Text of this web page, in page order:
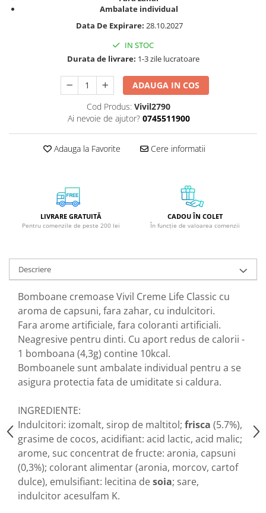
GreenPoint Trade (3 produse)
H3D - O'TOM(2 produse)
Health Advisors (9 produse)
Hegron Cosmetics BV (5 produse)
Irisana (5 produse)
Laboratoarele Remedia (98
Laboratoire Francodex (15
Laropharm (25 produse)
Lavera (4 produse)
Mebra Brasov (54 produse)
Nateen (28 produse)
Nature Tech (11 produse)
Ommia Skincare & Mothercare (9
Produse)
Organic Terra (2 produse)
Papoutsanis SA (37 produse)
Pawxie (12 produse)
Pikdare - Pic Solutions (22
produse)
ProdNat (6 produse)
ProPhyto - ProVet SA (6 produse)
Record (5 produse)
Rohto Pharmaceuticals Co (4
produse)
Protectie Anti-Insecte
Sapun Natural Handmade
Servetele Umede/Hartie Igienica
Spumant de Baie
Uleiuri Esentiale
Ambalate individual
Data De Expirare: 28.10.2027
IN STOC
Durata de livrare: 1-3 zile lucratoare
ADAUGA IN COS
Cod Produs: Vivil2790
Ai nevoie de ajutor? 0745511900
Adauga la Favorite Cere informatii
LIVRARE GRATUITĂ
Pentru comenzile de peste 200 lei
CADOU ÎN COLET
În funcție de valoarea comenzii
Descriere
Bomboane cremoase Vivil Creme Life Classic cu
aroma de capsuni, fara zahar, cu indulcitori.
Fara arome artificiale, fara coloranti artificiali.
Neagresive pentru dinti. Cu aport redus de calorii -
1 bomboana (4,3g) contine 10kcal.
Bomboanele sunt ambalate individual pentru a se
asigura protectia fata de umiditate si caldura.
INGREDIENTE:
Indulcitori: izomalt, sirop de maltitol; frisca (5.7%),
grasime de cocos, acidifiant: acid lactic, acid malic;
arome, suc concentrat de fructe: aronia, capsuni
(0,3%); colorant alimentar (aronia, morcov, cartof
dulce), emulsifiant: lecitina desoia; sare,
indulcitor acesulfam K.